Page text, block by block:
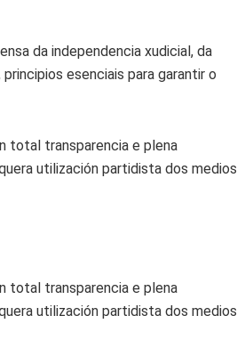
da independencia xudicial, da
esenciais para garantir o
total transparencia e plena
utilización partidista dos medios
total transparencia e plena
utilización partidista dos medios